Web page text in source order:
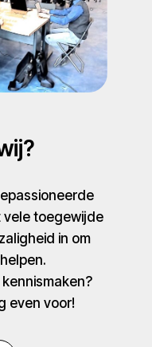
vele toegewijde
in om
even voor!